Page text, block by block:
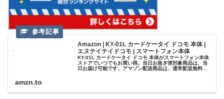
Amazon | KY-01L カードケータイ ドコモ 本体 |
エヌテイテイドコモ | スマートフォン本体
KY-01L カードケータイ ドコモ 本体がスマートフォン本体
ストアでいつでもお買い得。当日お急ぎ便対象商品は、当
日お届け可能です。アマゾン配送商品は、通常配送無料
amzn.to